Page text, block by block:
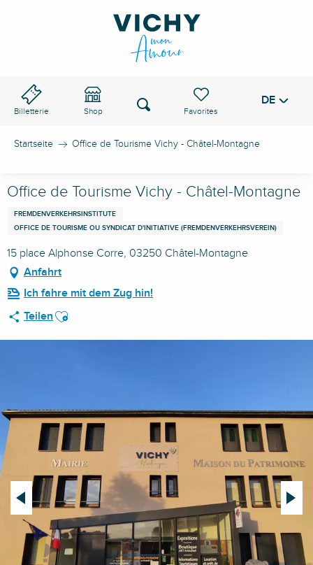
Billetterie Shop
Voir les favoris
Suche DE
Startseite Office de Tourisme Vichy - Châtel-Montagne
Office de Tourisme Vichy - Châtel-Montagne
FREMDENVERKEHRSINSTITUTE
OFFICE DE TOURISME OU SYNDICAT D'INITIATIVE (FREMDENVERKEHRSVEREIN)
15 place Alphonse Corre, 03250 Châtel-Montagne
Anfahrt
Ich fahre mit dem Zug hin!
Teilen Ajouter aux favoris